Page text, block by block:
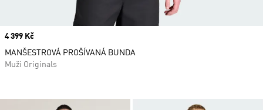
Price
4 399 Kč
MANŠESTROVÁ PROŠÍVANÁ BUNDA
Muži Originals